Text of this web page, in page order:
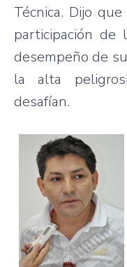
Técnica. Dijo
participación de
desempeño de
la alta
desafían.